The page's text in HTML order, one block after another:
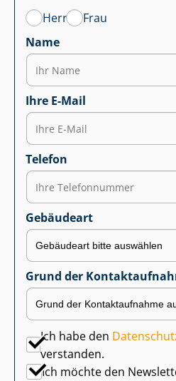
Herr
Frau
Name
Ihre E-Mail
Telefon
Gebäudeart
Grund der
Ich habe den
verstanden.
Ich möchte den